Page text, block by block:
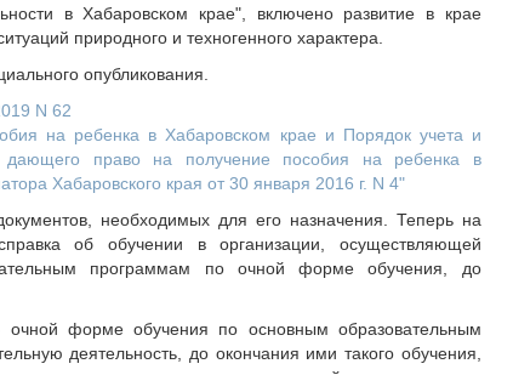
в Хабаровском крае", включено развитие в крае
природного и техногенного характера.
опубликования.
N 62
на ребенка в Хабаровском крае и Порядок учета и
дающего право на получение пособия на ребенка в
Хабаровского края от 30 января 2016 г. N 4"
необходимых для его назначения. Теперь на
об обучении в организации, осуществляющей
программам по очной форме обучения, до
форме обучения по основным образовательным
деятельность, до окончания ими такого обучения,